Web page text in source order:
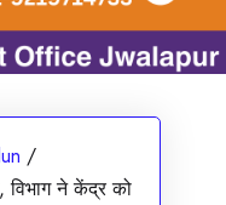
/
विभाग ने केंद्र को